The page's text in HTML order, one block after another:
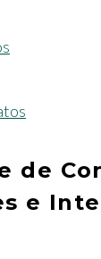
de
e